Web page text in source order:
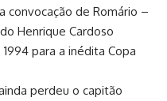
convocação de Romário –
Henrique Cardoso
para a inédita Copa
perdeu o capitão